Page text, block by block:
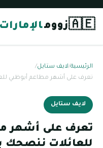
🇦🇪زوومالإمارات
الرئيسية/لايف ستايل/
تعرف على أشهر مطاعم أبوظبي
لايف ستايل
تعرف على أشهر
للعائلات ننصحك